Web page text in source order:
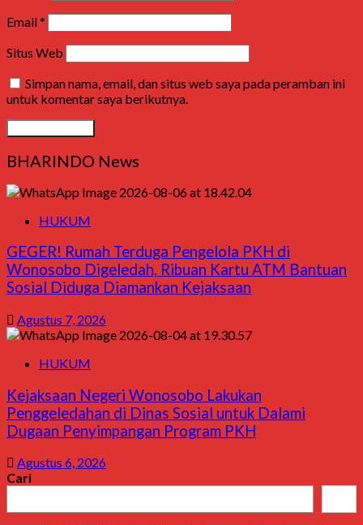
Email*
Situs Web
Simpan nama, email, dan situs web saya pada peramban ini
untuk komentar saya berikutnya.
BHARINDO News
HUKUM
GEGER! Rumah Terduga Pengelola PKH di
Wonosobo Digeledah, Ribuan Kartu ATM Bantuan
Sosial Diduga Diamankan Kejaksaan
Agustus 7, 2026
HUKUM
Kejaksaan Negeri Wonosobo Lakukan
Penggeledahan di Dinas Sosial untuk Dalami
Dugaan Penyimpangan Program PKH
Agustus 6, 2026
Cari